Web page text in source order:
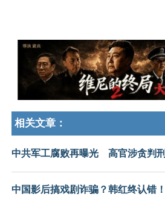
相关文章：
中共军工腐败再曝光 高官涉贪判刑
中国影后搞戏剧诈骗？韩红终认错！